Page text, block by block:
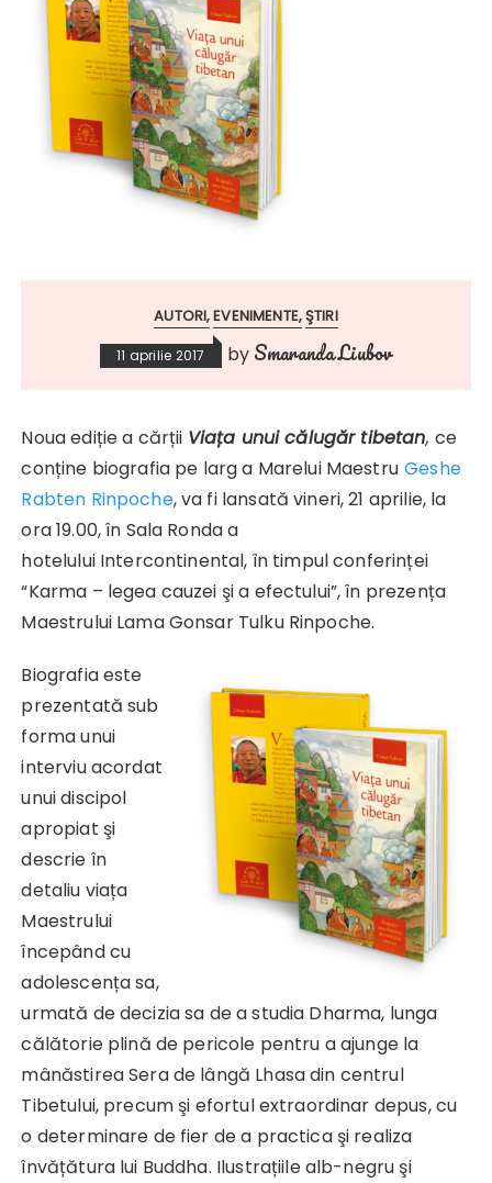
AUTORI EVENIMENTE ŞTIRI
11 aprilie 2017 by Smaranda Liubov
Noua ediție a cărții Viața unui călugăr tibetan, ce
conține biografia pe larg a Marelui Maestru Geshe
Rabten Rinpoche, va fi lansată vineri, 21 aprilie, la
ora 19.00, în Sala Ronda a
hotelului Intercontinental, în timpul conferinței
“Karma – legea cauzei şi a efectului”, în prezența
Maestrului Lama Gonsar Tulku Rinpoche.
Biografia este
prezentată sub
forma unui
interviu acordat
unui discipol
apropiat şi
descrie în
detaliu viața
Maestrului
începând cu
adolescența sa,
urmată de decizia sa de a studia Dharma, lunga
călătorie plină de pericole pentru a ajunge la
mânăstirea Sera de lângă Lhasa din centrul
Tibetului, precum şi efortul extraordinar depus, cu
o determinare de fier de a practica şi realiza
învățătura lui Buddha. Ilustrațiile alb-negru şi